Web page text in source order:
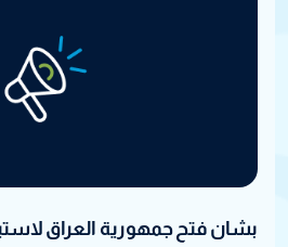
بشان فتح جمهورية العراق